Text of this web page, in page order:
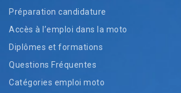
Préparation candidature
Accès à l’emploi dans la moto
Diplômes et formations
Questions Fréquentes
Catégories emploi moto